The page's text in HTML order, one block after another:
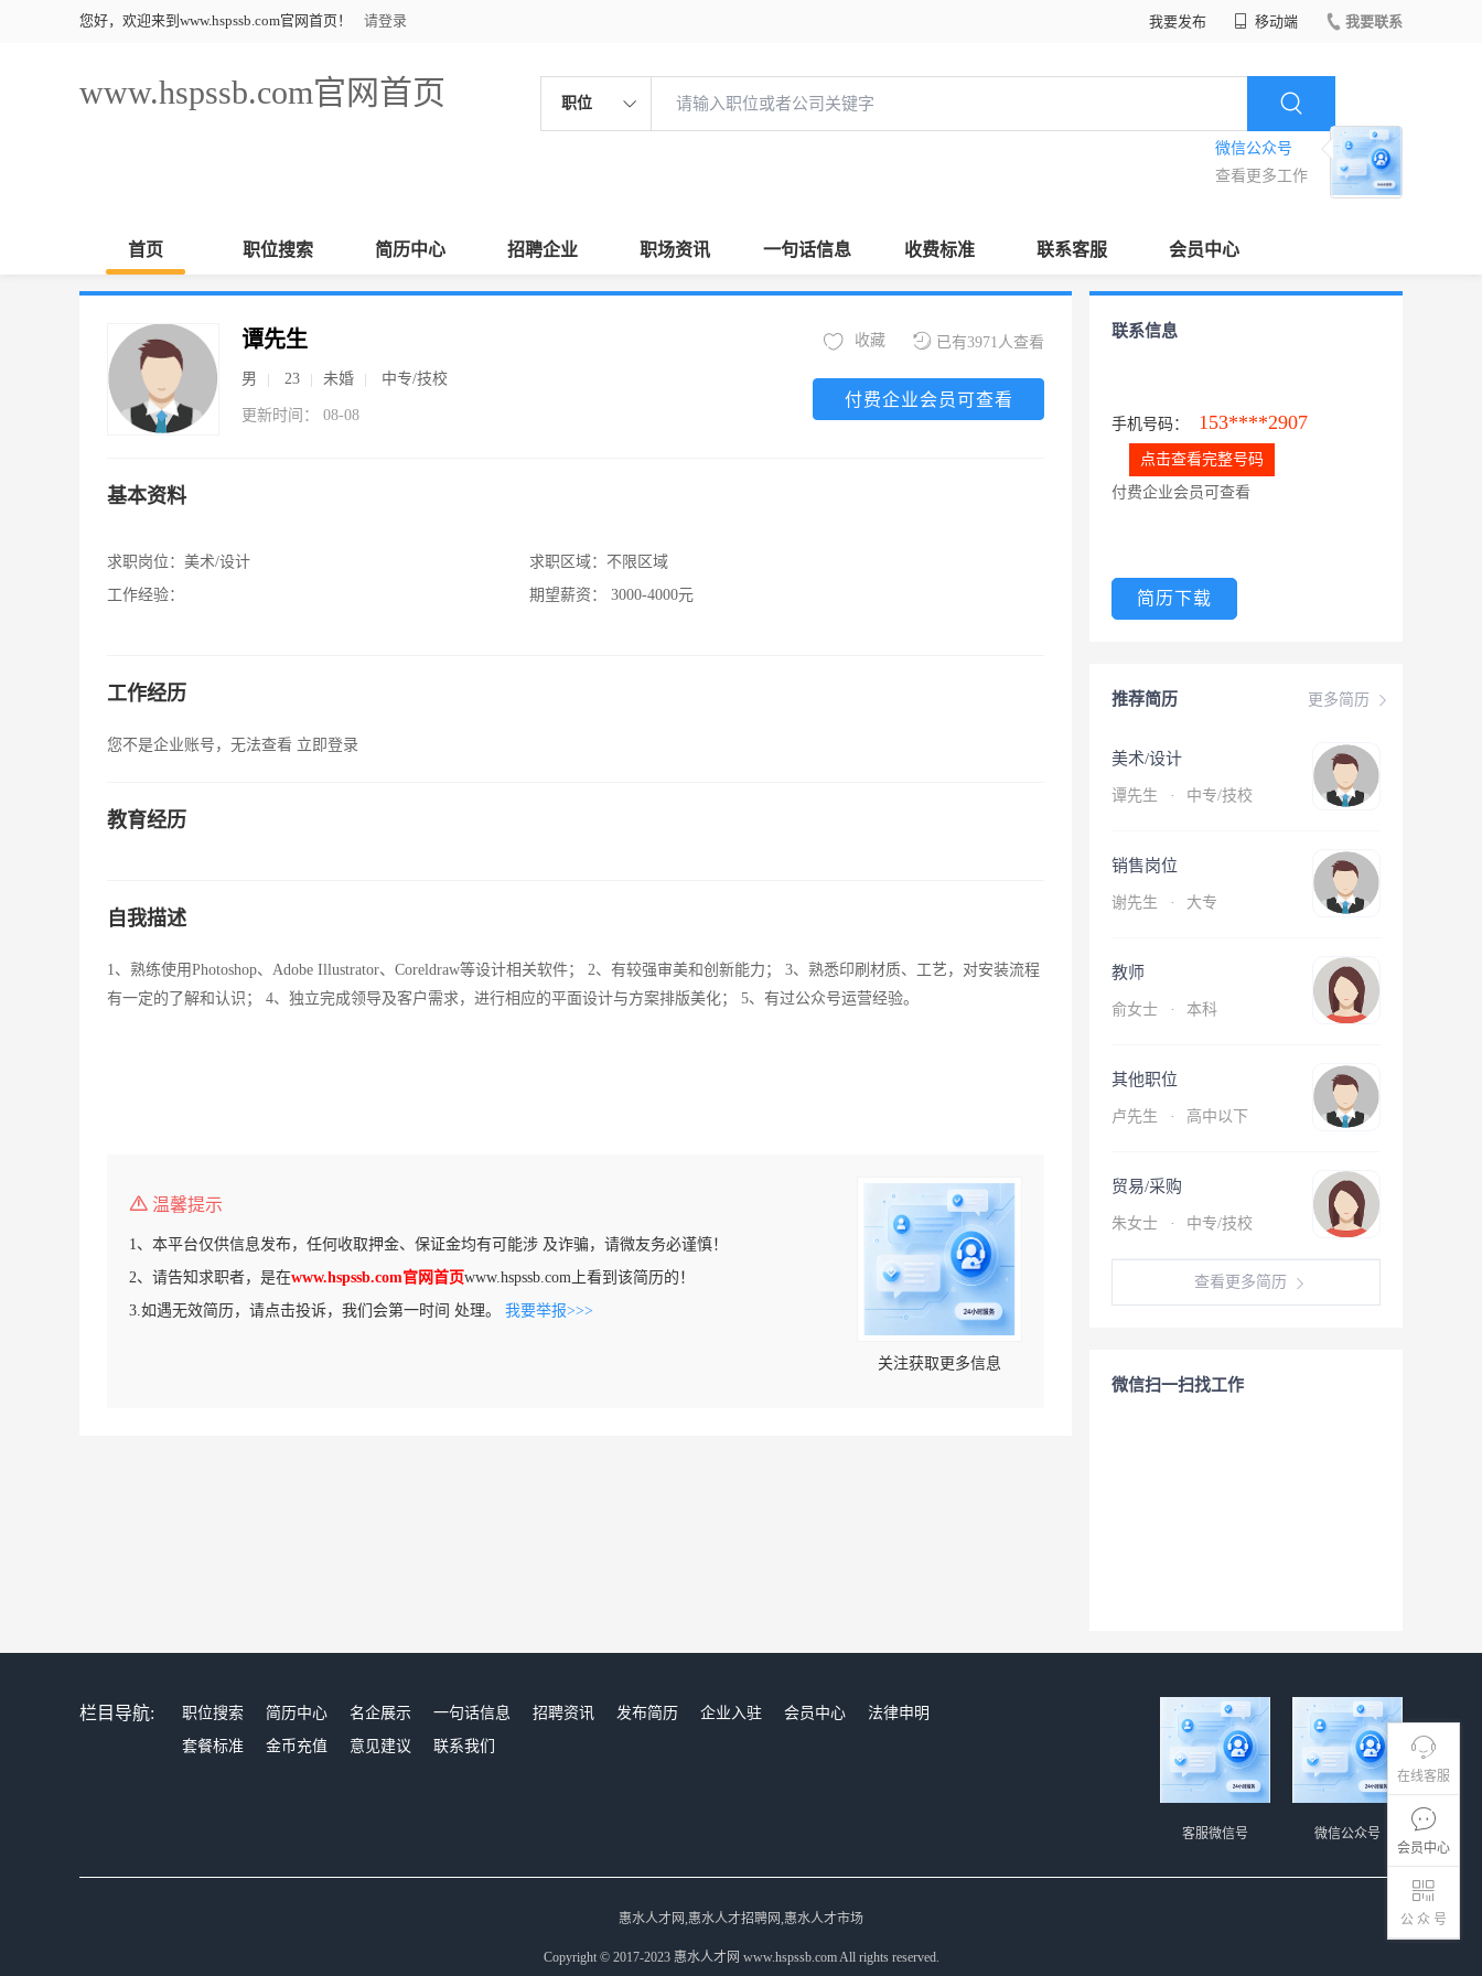
您好，欢迎来到www.hspssb.com官网首页！ 请登录 我要发布 移动端 我要联系
www.hspssb.com官网首页 职位
微信公众号
查看更多工作
首页 职位搜索 简历中心 招聘企业 职场资讯 一句话信息 收费标准 联系客服 会员中心
在线客服
会员中心
公 众 号
谭先生
男 23 未婚 中专/技校
更新时间： 08-08
已有3971人查看
收藏
付费企业会员可查看
基本资料
求职岗位： 美术/设计
工作经验：
求职区域： 不限区域
期望薪资：
3000-4000元
工作经历
您不是企业账号，无法查看 立即登录
教育经历
自我描述
1、熟练使用Photoshop、Adobe Illustrator、Coreldraw等设计相关软件； 2、有较强审美和创新能力； 3、熟悉印刷材质、工艺，对安装流程
有一定的了解和认识； 4、独立完成领导及客户需求，进行相应的平面设计与方案排版美化； 5、有过公众号运营经验。
温馨提示
1、本平台仅供信息发布，任何收取押金、保证金均有可能涉 及诈骗，请微友务必谨慎！
2、请告知求职者，是在www.hspssb.com官网首页www.hspssb.com上看到该简历的！
3.如遇无效简历，请点击投诉，我们会第一时间 处理。 我要举报>>>
关注获取更多信息
联系信息
手机号码： 153****2907
点击查看完整号码
付费企业会员可查看
简历下载
更多简历
推荐简历
美术/设计
谭先生 · 中专/技校
销售岗位
谢先生 · 大专
教师
俞女士 · 本科
其他职位
卢先生 · 高中以下
贸易/采购
朱女士 · 中专/技校
查看更多简历
微信扫一扫找工作
栏目导航: 职位搜索 简历中心 名企展示 一句话信息 招聘资讯 发布简历 企业入驻 会员中心
法律申明
套餐标准
金币充值 意见建议 联系我们
微信公众号
客服微信号
惠水人才网,惠水人才招聘网,惠水人才市场
Copyright © 2017-2023 惠水人才网 www.hspssb.com All rights reserved.